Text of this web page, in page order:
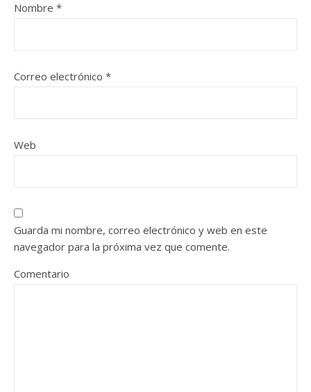
Nombre *
Correo electrónico *
Web
Guarda mi nombre, correo electrónico y web en este
navegador para la próxima vez que comente.
Comentario